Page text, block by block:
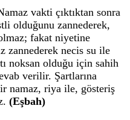
vakti çıktıktan sonra
olduğunu zannederek,
fakat niyetine
zannederek necis su ile
noksan olduğu için sahih
verilir. Şartlarına
namaz, riya ile, gösteriş
(Eşbah)